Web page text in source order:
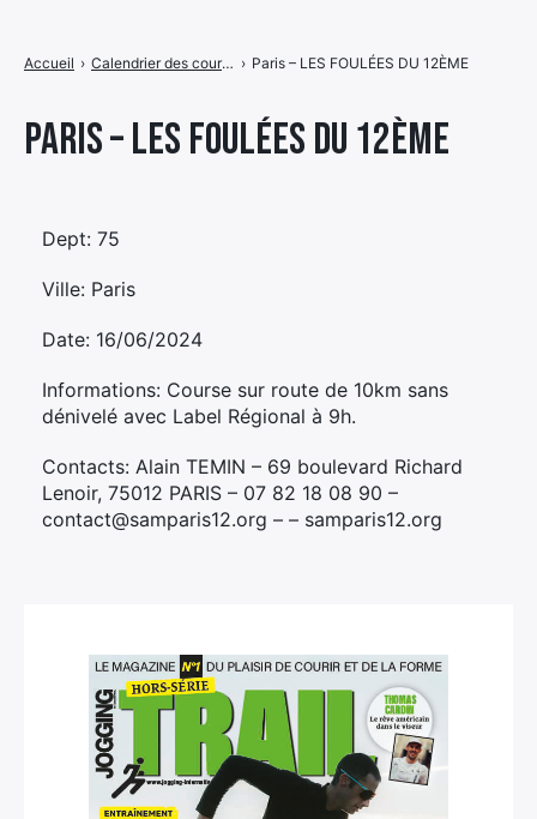
Paris – LES FOULÉES DU 12ÈME
Accueil › Calendrier des courses › Paris – LES FOULÉES DU 12ÈME
Dept: 75
Ville: Paris
Date: 16/06/2024
Informations: Course sur route de 10km sans
dénivelé avec Label Régional à 9h.
Contacts: Alain TEMIN – 69 boulevard Richard
Lenoir, 75012 PARIS – 07 82 18 08 90 –
contact@samparis12.org – – samparis12.org
Élément
de ÉlémentÉlément